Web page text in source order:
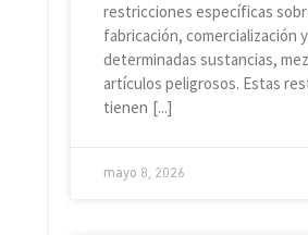
restricciones específicas
fabricación, comercialización
determinadas sustancias,
artículos peligrosos. Estas
tienen
mayo 8, 2026